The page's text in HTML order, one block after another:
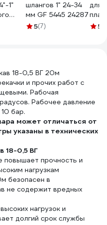
1"
USP
шлангов 1" 24-34
мм GF 5445 24287
5(7)
для
3/4"
5
18-0,5 ВГ 20м
и прочих работ с
Рабочая
Рабочее давление
бар.
может отличаться от
указаны в технических
18-0,5 ВГ
повышает прочность и
нагрузкам
безопасен в
не содержит вредных
нагрузок и
долгий срок службы